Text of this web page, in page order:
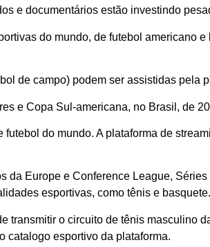
e documentários estão investindo
do mundo, de futebol americano
de campo) podem ser assistidas pela
e Copa Sul-americana, no Brasil, de
do mundo. A plataforma de
da Europe e Conference League,
esportivas, como tênis e basquete.
transmitir o circuito de tênis masculino
catalogo esportivo da plataforma.